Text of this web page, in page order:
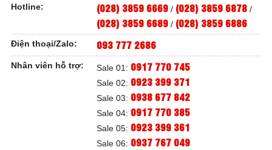
Hotline: (028) 3859 6669 / (028) 3859 6878 /
(028) 3859 6689 / (028) 3859 6886
Điện thoại/Zalo: 093 777 2686
Nhân viên hỗ trợ: Sale 01: 0917 770 745
Sale 02: 0923 399 371
Sale 03: 0938 677 842
Sale 04: 0917 770 385
Sale 05: 0923 399 361
Sale 06: 0937 767 049